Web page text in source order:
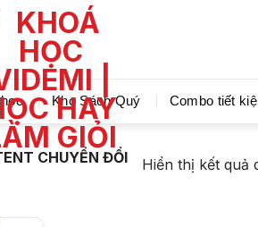
giúp bạn học tiết kiệm và tiến bộ hơn mỗi ngày!
Kho Sách Quý Combo tiết
CHUYỂN ĐỔI
Hiển thị kết quả